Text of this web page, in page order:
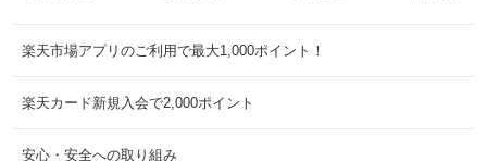
楽天市場アプリのご利用で最大1,000ポイント！
楽天カード新規入会で2,000ポイント
安心・安全への取り組み